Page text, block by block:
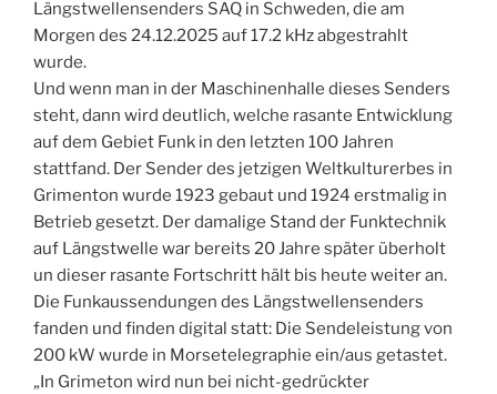
Längstwellensenders SAQ in Schweden, die am
Morgen des 24.12.2025 auf 17.2 kHz abgestrahlt
wurde.
Und wenn man in der Maschinenhalle dieses Senders
steht, dann wird deutlich, welche rasante Entwicklung
auf dem Gebiet Funk in den letzten 100 Jahren
stattfand. Der Sender des jetzigen Weltkulturerbes in
Grimenton wurde 1923 gebaut und 1924 erstmalig in
Betrieb gesetzt. Der damalige Stand der Funktechnik
auf Längstwelle war bereits 20 Jahre später überholt
un dieser rasante Fortschritt hält bis heute weiter an.
Die Funkaussendungen des Längstwellensenders
fanden und finden digital statt: Die Sendeleistung von
200 kW wurde in Morsetelegraphie ein/aus getastet.
„In Grimeton wird nun bei nicht-gedrückter